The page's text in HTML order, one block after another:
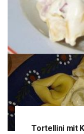
Tortellini mit